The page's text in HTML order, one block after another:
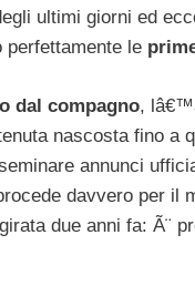
ultimi giorni ed
le
dal compagno,
nascosta fino
annunci
davvero per il
due anni fa: Ã¨